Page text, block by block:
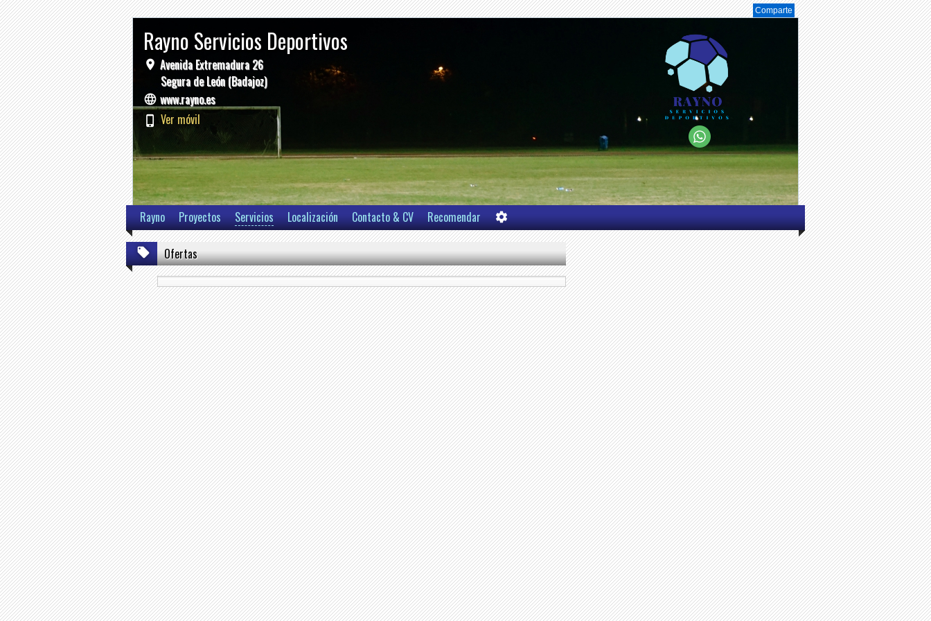
Comparte
Rayno Servicios Deportivos
Avenida Extremadura 26
Segura de León (Badajoz)
www.rayno.es
Ver móvil
Rayno Proyectos Servicios Localización Contacto & CV Recomendar
Ofertas